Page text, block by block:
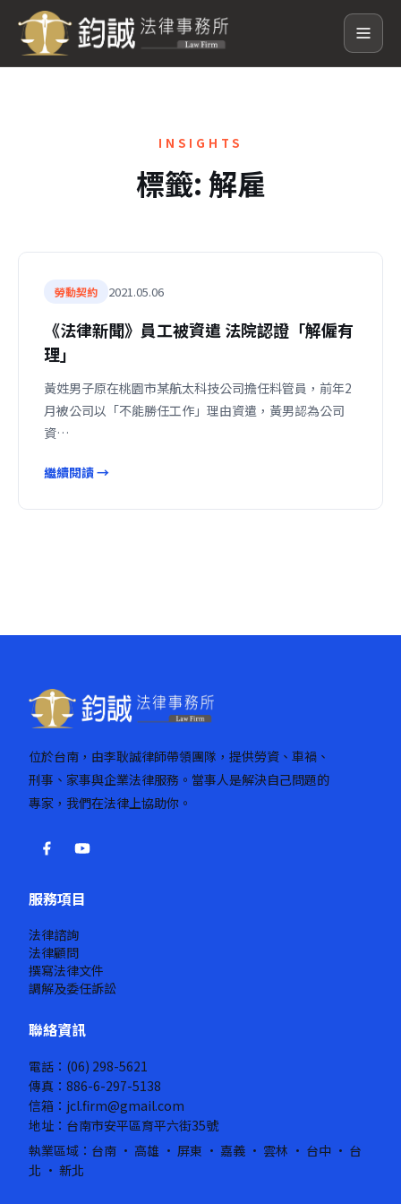
INSIGHTS
標籤:解雇
勞動契約 2021.05.06
《法律新聞》員工被資遣 法院認證「解僱有
理」
黃姓男子原在桃園市某航太科技公司擔任料管員，前年2
月被公司以「不能勝任工作」理由資遣，黃男認為公司
資…
繼續閱讀 →
位於台南，由李耿誠律師帶領團隊，提供勞資、車禍、
刑事、家事與企業法律服務。當事人是解決自己問題的
專家，我們在法律上協助你。
服務項目
法律諮詢
法律顧問
撰寫法律文件
調解及委任訴訟
聯絡資訊
電話：(06) 298-5621
傳真：886-6-297-5138
信箱：jcl.firm@gmail.com
地址：台南市安平區育平六街35號
執業區域：台南 · 高雄 · 屏東 · 嘉義 · 雲林 · 台中 · 台
北 · 新北